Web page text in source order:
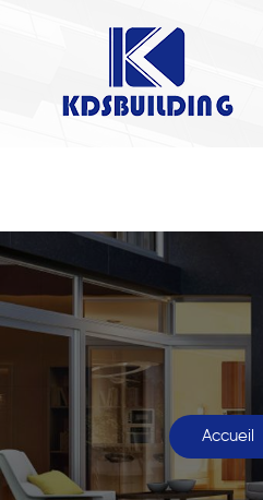
Accueil